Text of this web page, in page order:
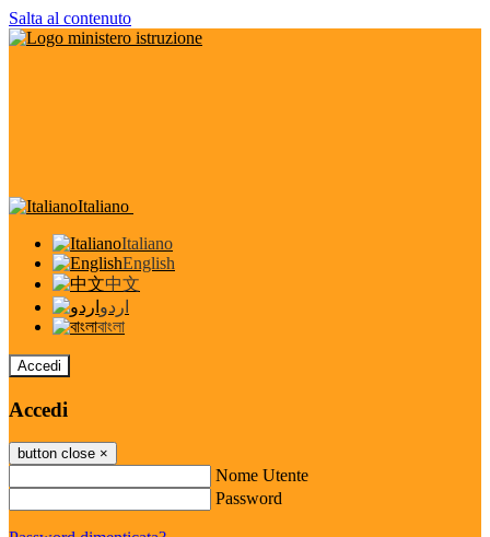
Salta al contenuto
Italiano
Italiano
English
中文
اردو
বাংলা
Accedi
Accedi
button close ×
Nome Utente
Password